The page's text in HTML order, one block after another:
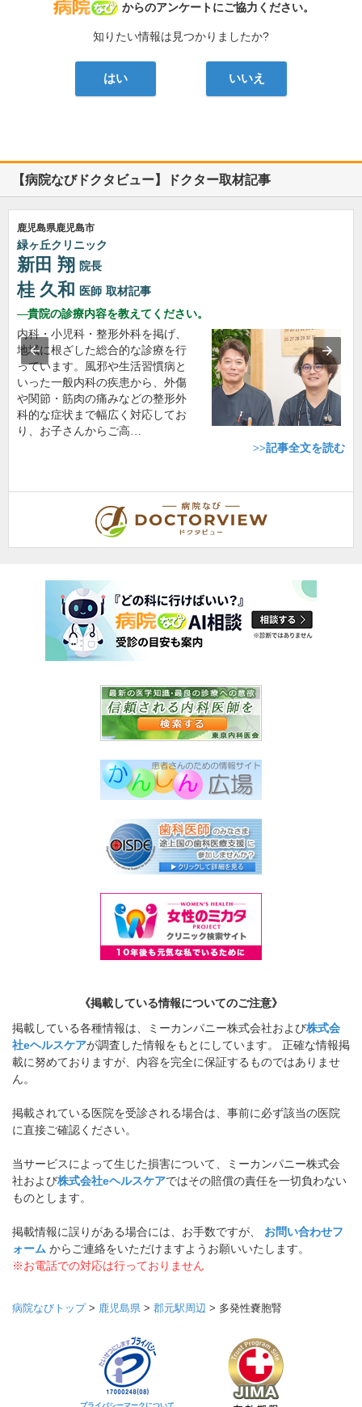
病院なび
からのアンケートにご協力ください。
知りたい情報は見つかりましたか?
はい いいえ
【病院なびドクタビュー】ドクター取材記事
鹿児島県鹿児島市
緑ヶ丘クリニック
新田 翔 院長
桂 久和 医師 取材記事
貴院の診療内容を教えてください。
内科・小児科・整形外科を掲げ、
地域に根ざした総合的な診療を行
っています。風邪や生活習慣病と
いった一般内科の疾患から、外傷
や関節・筋肉の痛みなどの整形外
科的な症状まで幅広く対応してお
り、お子さんからご高…
>>記事全文を読む
《掲載している情報についてのご注意》
掲載している各種情報は、ミーカンパニー株式会社および株式会
社eヘルスケアが調査した情報をもとにしています。 正確な情報掲
載に努めておりますが、内容を完全に保証するものではありませ
ん。
掲載されている医院を受診される場合は、事前に必ず該当の医院
に直接ご確認ください。
当サービスによって生じた損害について、ミーカンパニー株式会
社および株式会社eヘルスケアではその賠償の責任を一切負わない
ものとします。
掲載情報に誤りがある場合には、お手数ですが、 お問い合わせフ
ォーム からご連絡をいただけますようお願いいたします。
※お電話での対応は行っておりません
病院なびトップ> 鹿児島県 > 郡元駅周辺 > 多発性嚢胞腎